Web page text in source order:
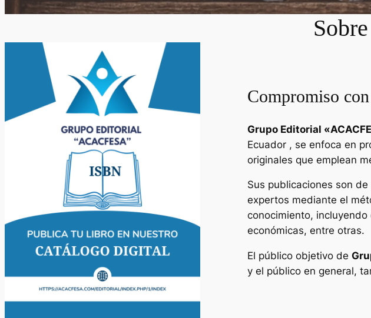
Compromiso
Grupo Editorial «
Ecuador , se enfoca en
originales que emplean
Sus publicaciones son
expertos mediante el
conocimiento,
económicas, entre otras.
El público objetivo de
y el público en general,